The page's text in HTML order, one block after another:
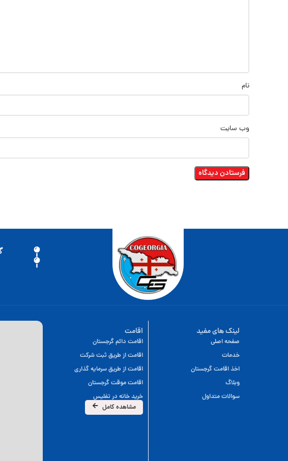
نام
وب‌ سایت
اقامت
اقامت دائم گرجستان
اقامت از طریق ثبت شرکت
اقامت از طریق سرمایه گذاری
اقامت موقت گرجستان
خرید خانه در تفلیس
مشاهده کامل
لینک های مفید
صفحه اصلی
خدمات
اخذ اقامت گرجستان
وبلاگ
سوالات متداول